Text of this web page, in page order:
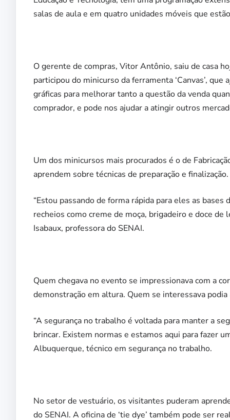
salas de aula e em quatro unidades móveis que
O gerente de compras, Vitor Antônio, saiu de casa
participou do minicurso da ferramenta ‘Canvas’,
gráficas para melhorar tanto a questão da venda
comprador, e pode nos ajudar a atingir outros
Um dos minicursos mais procurados é o de
aprendem sobre técnicas de preparação e
“Estou passando de forma rápida para eles as
recheios como creme de moça, brigadeiro e doce
Isabaux, professora do SENAI.
Quem chegava no evento se impressionava com a
demonstração em altura. Quem se interessava
“A segurança no trabalho é voltada para manter a
brincar. Existem normas e estamos aqui para fazer
Albuquerque, técnico em segurança no trabalho.
No setor de vestuário, os visitantes puderam
do SENAI. A oficina de ‘tie dye’ também pode ser